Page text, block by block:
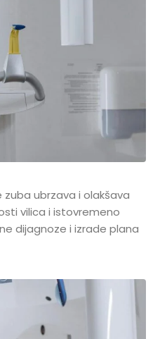
ubrzava i olakšava
vilica i istovremeno
dijagnoze i izrade plana